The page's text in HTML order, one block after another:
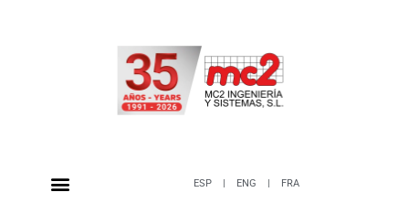
ESP ENG FRA